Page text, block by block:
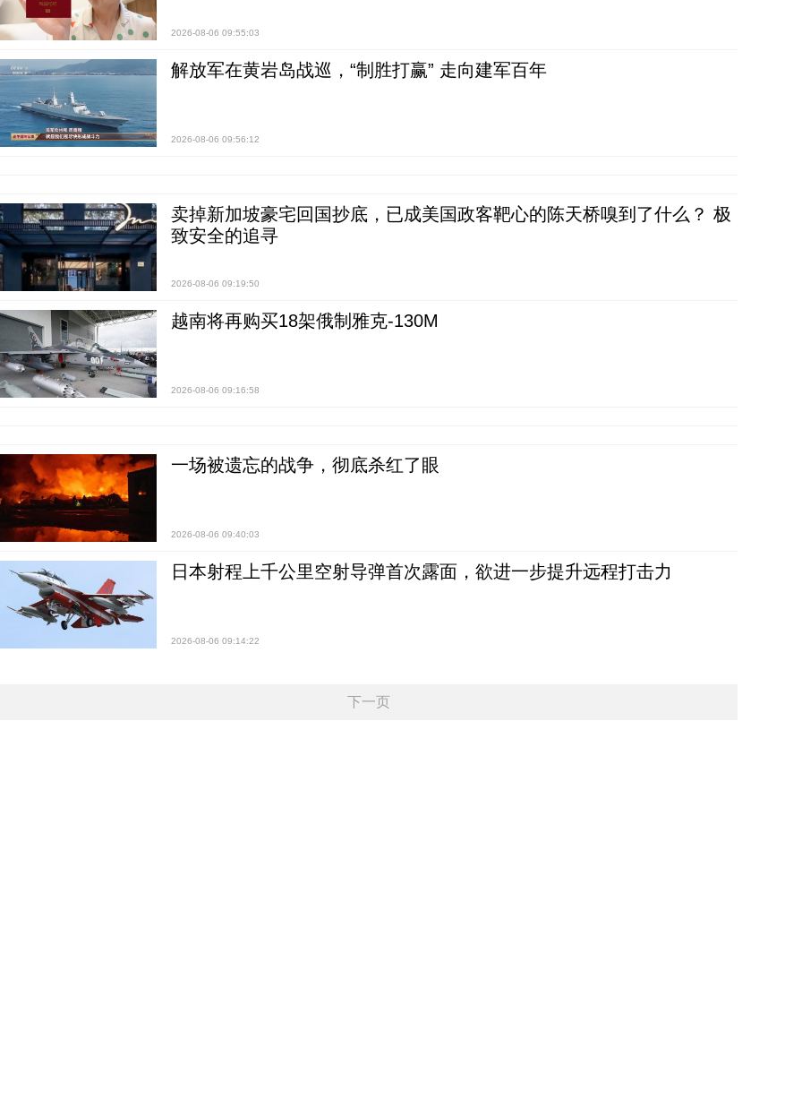
2026-08-06 09:55:03
解放军在黄岩岛战巡，“制胜打赢” 走向建军百年
2026-08-06 09:56:12
卖掉新加坡豪宅回国抄底，已成美国政客靶心的陈天桥嗅到了什么？ 极
致安全的追寻
2026-08-06 09:19:50
越南将再购买18架俄制雅克-130M
2026-08-06 09:16:58
一场被遗忘的战争，彻底杀红了眼
2026-08-06 09:40:03
日本射程上千公里空射导弹首次露面，欲进一步提升远程打击力
2026-08-06 09:14:22
下一页